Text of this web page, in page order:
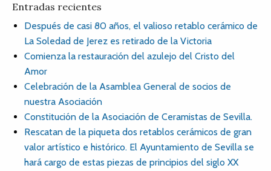
Entradas recientes
Después de casi 80 años, el valioso retablo cerámico de
La Soledad de Jerez es retirado de la Victoria
Comienza la restauración del azulejo del Cristo del
Amor
Celebración de la Asamblea General de socios de
nuestra Asociación
Constitución de la Asociación de Ceramistas de Sevilla.
Rescatan de la piqueta dos retablos cerámicos de gran
valor artístico e histórico. El Ayuntamiento de Sevilla se
hará cargo de estas piezas de principios del siglo XX